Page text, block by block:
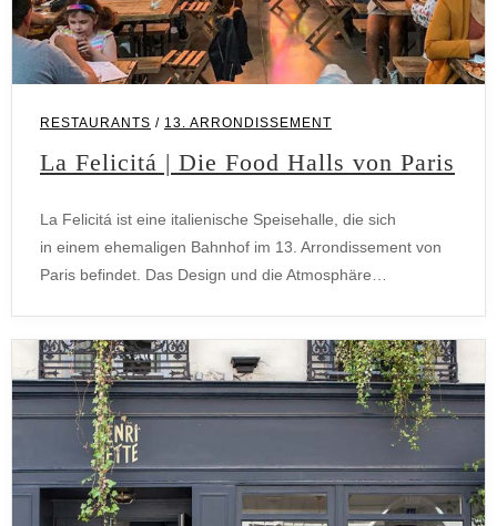
RESTAURANTS / 13. ARRONDISSEMENT
La Felicitá | Die Food Halls von Paris
La Felicitá ist eine italienische Speisehalle, die sich
in einem ehemaligen Bahnhof im 13. Arrondissement von
Paris befindet. Das Design und die Atmosphäre…